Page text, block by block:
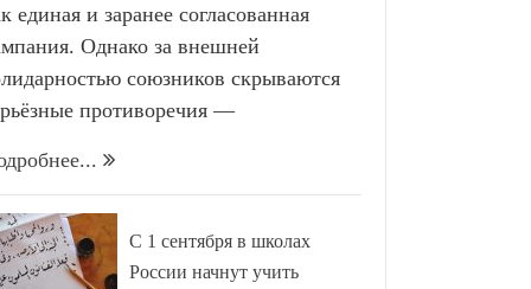
единая и заранее согласованная
Однако за внешней
союзников скрываются
противоречия —
С 1 сентября в школах
России начнут учить